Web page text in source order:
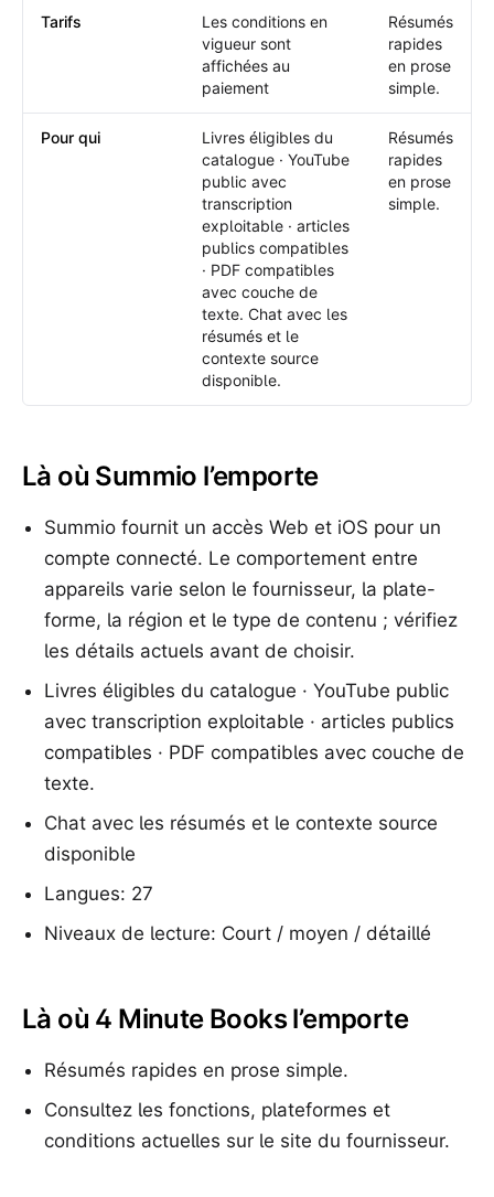
Tarifs
Les conditions en
vigueur sont
affichées au
paiement
Résumés
rapides
en prose
simple.
Pour qui
Livres éligibles du
catalogue · YouTube
public avec
transcription
exploitable · articles
publics compatibles
· PDF compatibles
avec couche de
texte. Chat avec les
résumés et le
contexte source
disponible.
Résumés
rapides
en prose
simple.
Là où Summio l’emporte
Summio fournit un accès Web et iOS pour un
compte connecté. Le comportement entre
appareils varie selon le fournisseur, la plate-
forme, la région et le type de contenu ; vérifiez
les détails actuels avant de choisir.
Livres éligibles du catalogue · YouTube public
avec transcription exploitable · articles publics
compatibles · PDF compatibles avec couche de
texte.
Chat avec les résumés et le contexte source
disponible
Langues: 27
Niveaux de lecture: Court / moyen / détaillé
Là où 4 Minute Books l’emporte
Résumés rapides en prose simple.
Consultez les fonctions, plateformes et
conditions actuelles sur le site du fournisseur.